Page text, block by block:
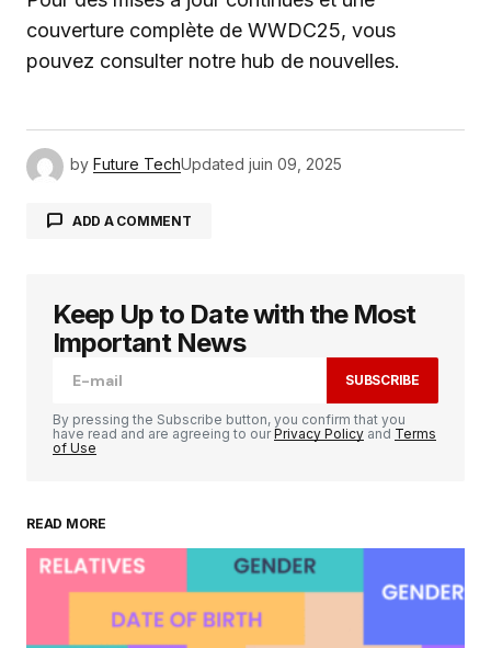
couverture complète de WWDC25, vous
pouvez consulter notre hub de nouvelles.
by Future TechUpdated juin 09, 2025
ADD A COMMENT
Votre adresse e-mail ne sera pas publiée. Les
champs obligatoires sont indiqués avec
Your Name
Keep Up to Date with the Most
Important News
SUBSCRIBE
By pressing the Subscribe button, you confirm that you
have read and are agreeing to ourPrivacy Policy and Terms
of Use
READ MORE